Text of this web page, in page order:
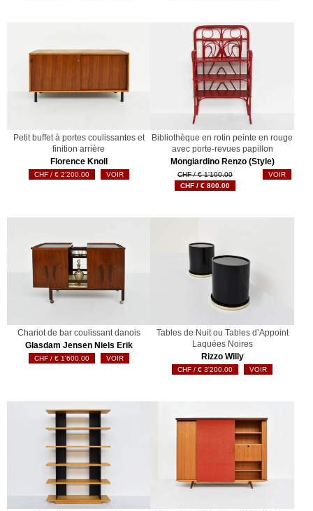
Petit buffet à portes coulissantes et
finition arrière
Florence Knoll
€2'200.00 VOIR
Bibliothèque en rotin peinte en rouge
avec porte-revues papillon
Mongiardino Renzo (Style)
€1'100.00
€ 1'100.00.
€ 800.00
est :
VOIR
Chariot de bar coulissant danois
Glasdam Jensen Niels Erik
€1'600.00 VOIR
Tables de Nuit ou Tables d’Appoint
Laquées Noires
Rizzo Willy
€ 3'200.00 VOIR